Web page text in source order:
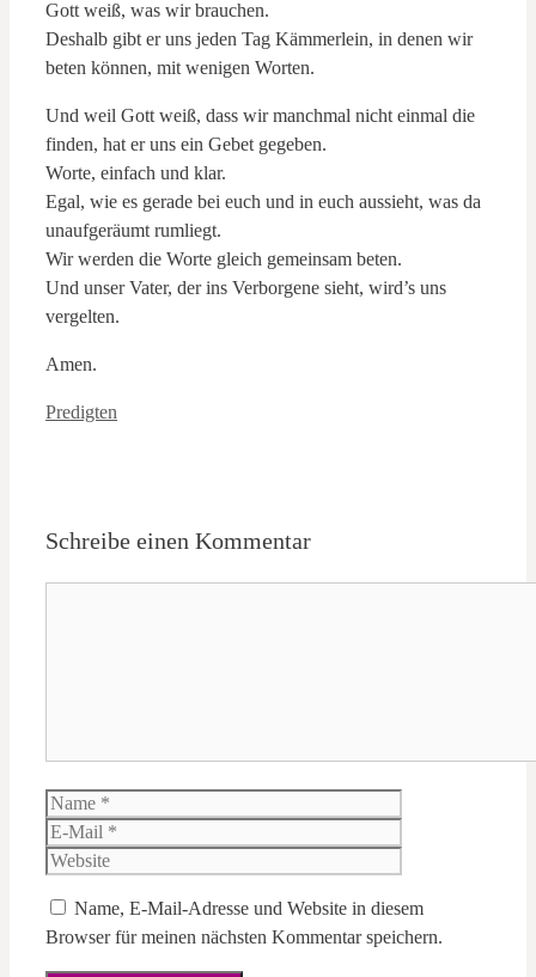
Gott weiß, was wir brauchen.
Deshalb gibt er uns jeden Tag Kämmerlein, in denen wir
beten können, mit wenigen Worten.
Und weil Gott weiß, dass wir manchmal nicht einmal die
finden, hat er uns ein Gebet gegeben.
Worte, einfach und klar.
Egal, wie es gerade bei euch und in euch aussieht, was da
unaufgeräumt rumliegt.
Wir werden die Worte gleich gemeinsam beten.
Und unser Vater, der ins Verborgene sieht, wird’s uns
vergelten.
Amen.
Kategorien
Predigten
Schreibe einen Kommentar
Name
Name, E-Mail-Adresse und Website in diesem
Browser für meinen nächsten Kommentar speichern.